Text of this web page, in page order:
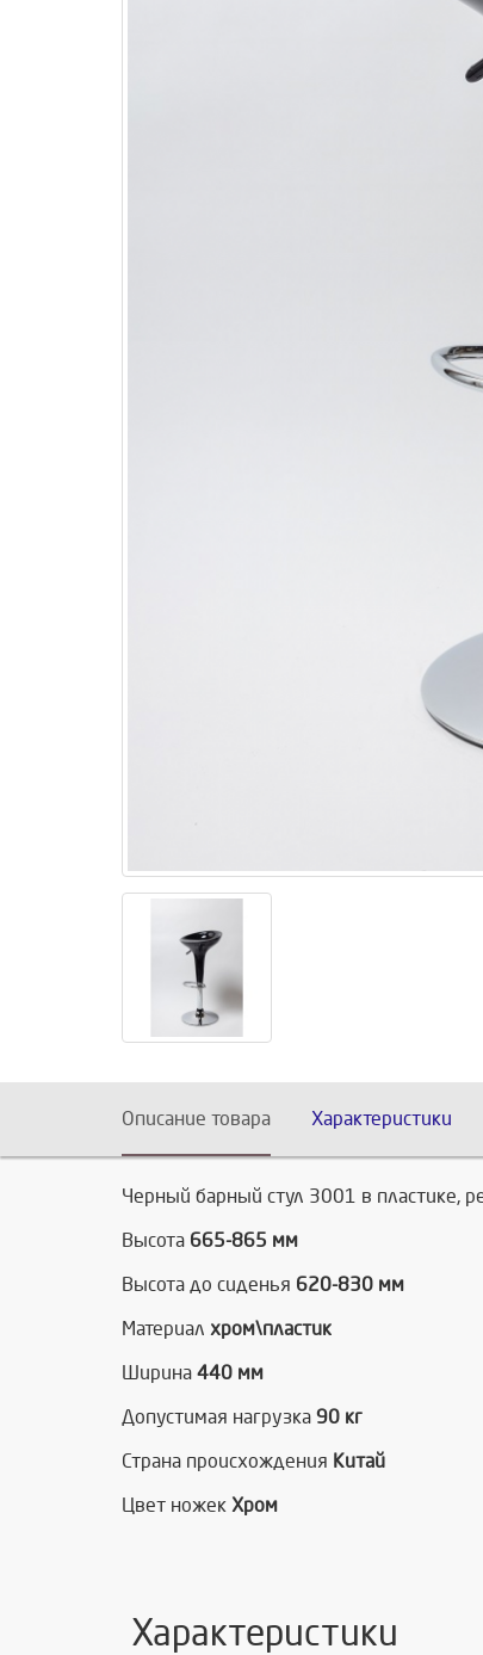
Описание товара Характеристики
Черный барный стул 3001 в пластике,
Высота 665-865 мм
Высота до сиденья 620-830 мм
Материал хром\пластик
Ширина 440 мм
Допустимая нагрузка 90 кг
Страна происхождения Китай
Цвет ножек Хром
Характеристики